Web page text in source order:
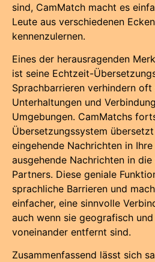
sind, CamMatch macht es
Leute aus verschiedenen
kennenzulernen.
Eines der herausragenden
ist seine Echtzeit-
Sprachbarrieren verhindern oft
Unterhaltungen und
Umgebungen. CamMatchs
Übersetzungssystem
eingehende Nachrichten in
ausgehende Nachrichten in die
Partners. Diese geniale
sprachliche Barrieren und
einfacher, eine sinnvolle
auch wenn sie geografisch
voneinander entfernt sind.
Zusammenfassend lässt sich